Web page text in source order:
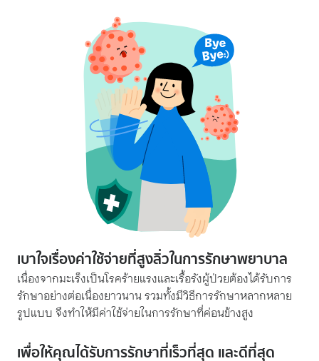
เบาใจเรื่องค่าใช้จ่ายที่สูงลิ่วในการรักษาพยาบาล
เนื่องจากมะเร็งเป็นโรคร้ายแรงและเรื้อรังผู้ป่วยต้องได้รับการ
รักษาอย่างต่อเนื่องยาวนาน รวมทั้งมีวิธีการรักษาหลากหลาย
รูปแบบ จึงทำให้มีค่าใช้จ่ายในการรักษาที่ค่อนข้างสูง
เพื่อให้คุณได้รับการรักษาที่เร็วที่สุด และดีที่สุด